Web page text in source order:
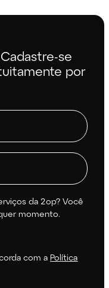
se
por
da 2op? Você
momento.
com aPolítica